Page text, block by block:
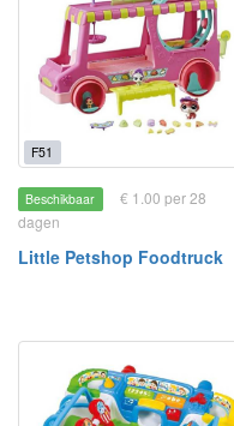
F51
Beschikbaar
€ 1.00 per 28
dagen
Little Petshop Foodtruck